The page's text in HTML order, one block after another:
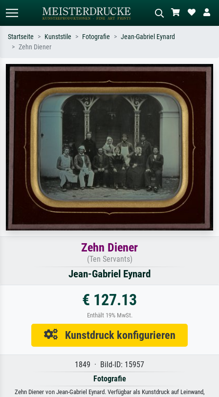
Suchen Sie nach Künstlern, Werktiteln
oder Stilen – z.B. Monet,
Sternennacht, Impressionismus, Welle
Hokusai, Akt.
Beschreiben Sie die Szene – z.B. Grüne
Wiese, Abstrakt mit viel Rot, Dunkles
Ölgemälde, Stehender Akt neben einem
Baum.
Startseite Kunststile Fotografie
Jean-Gabriel Eynard
Zehn Diener
Zehn Diener
(Ten Servants)
Jean-Gabriel Eynard
€ 127.13
Enthält 19% MwSt.
Kunstdruck konfigurieren
1849 · Bild-ID: 15957
Fotografie
Zehn Diener von Jean-Gabriel Eynard. Verfügbar als Kunstdruck auf Leinwand,